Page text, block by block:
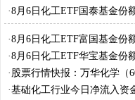
油、盐湖股份
·8月6日化工ETF国泰基金份
料
·8月6日化工ETF富国基金份
材料
·8月6日化工ETF华宝基金份
材料
· 股票行情快报：万华化学（
·基础化工行业今日净流入资